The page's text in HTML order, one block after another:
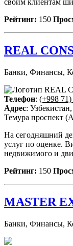
своим клиентам
Рейтинг: 150
REAL
Банки, Финансы,
Телефон: (+998
Адрес:
Темура проспект
На сегодняшний
услуг по оценке.
недвижимого и
Рейтинг: 150
MASTER
Банки, Финансы,